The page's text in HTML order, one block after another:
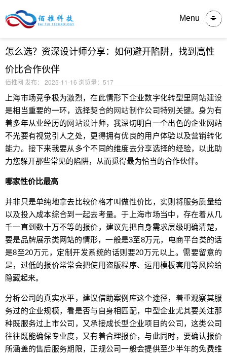
Menu
怎么选？资深设计师分享：如何避开陷阱，找到高性
价比合作伙伴
佰推网 发布： 2025-11-16 浏览量：517
上海市场竞争极为激烈，在此情形下企业数字化转型里网站建设
是相当重要的一环，选择契合的网站制作公司特别关键。身为有
着多年从业经历的网站设计师，我深切明白一个出色的企业网站
不光要有视觉引人之处，更得拥有优良的用户体验以及营销转化
能力。接下来我要从多个不同的维度去分享选择的经验，以此助
力您躲开那些常见的陷阱，从而觅得最为恰当的合作伙伴。
哪家性价比最高
并非只是单纯地拿去比较价格才叫做性价比，实则将服务质量给
以及投入成本综合到一起去考量。于上海市场当中，存在着从几
千一直到数十万不等的报价，建议先把自身需求层级明确清楚，
要是品牌展示类网站的情形，一般是3至8万元，电商平台类的话
是8至20万元，定制开发系统的话则要20万元以上。需要留意的
是，过低的报价常常会把使用盗版程序、运用模板套用等风险给
隐藏起来。
分析公司的真实水平，建议借助案例库这个途径，着重观察其服
务过的企业规模，看是否与自身相匹配，中型企业尤其要关注那
种既服务过上市公司，又承接成长型企业项目的公司，这类公司
往往既能确保专业度，又有着合理报价，与此同时，要确认报价
所涵盖的售后服务期限，正规公司一般会提供至少半年的免费维